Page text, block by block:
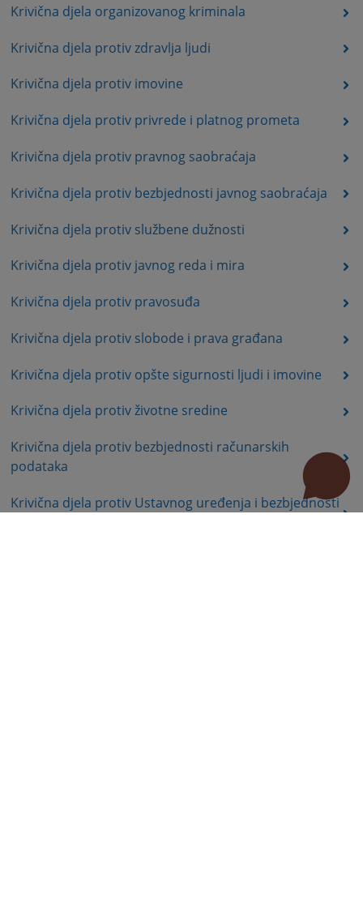
Krivična djela organizovanog kriminala
Krivična djela protiv zdravlja ljudi
Krivična djela protiv imovine
Krivična djela protiv privrede i platnog prometa
Krivična djela protiv pravnog saobraćaja
Krivična djela protiv bezbjednosti javnog saobraćaja
Krivična djela protiv službene dužnosti
Krivična djela protiv javnog reda i mira
Krivična djela protiv pravosuđa
Krivična djela protiv slobode i prava građana
Krivična djela protiv opšte sigurnosti ljudi i imovine
Krivična djela protiv životne sredine
Krivična djela protiv bezbjednosti računarskih
podataka
Krivična djela protiv Ustavnog uređenja i bezbjednosti